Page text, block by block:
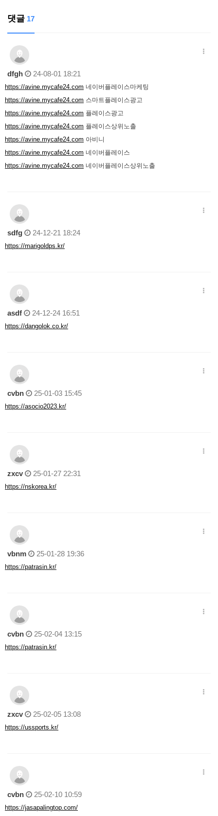
댓글 17
dfgh 24-08-01 18:21
https://avine.mycafe24.com 네이버플레이스마케팅
https://avine.mycafe24.com 스마트플레이스광고
https://avine.mycafe24.com 플레이스광고
https://avine.mycafe24.com 플레이스상위노출
https://avine.mycafe24.com 아비니
https://avine.mycafe24.com 네이버플레이스
https://avine.mycafe24.com 네이버플레이스상위노출
sdfg 24-12-21 18:24
https://marigoldps.kr/
asdf 24-12-24 16:51
https://dangolok.co.kr/
cvbn 25-01-03 15:45
https://asocio2023.kr/
zxcv 25-01-27 22:31
https://nskorea.kr/
vbnm 25-01-28 19:36
https://patrasin.kr/
cvbn 25-02-04 13:15
https://patrasin.kr/
zxcv 25-02-05 13:08
https://ussports.kr/
cvbn 25-02-10 10:59
https://jasapalingtop.com/